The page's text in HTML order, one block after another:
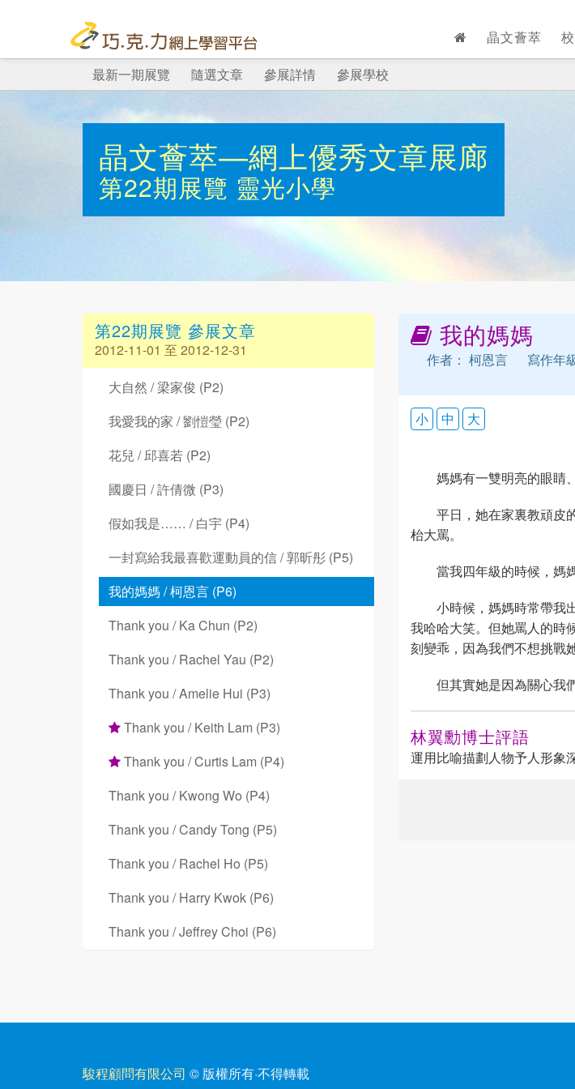
晶文薈萃
最新一期展覽 隨選文章 參展詳情 參展學校
晶文薈萃—網上優秀文章展廊
第22期展覽 靈光小學
第22期展覽 參展文章
2012-11-01 至 2012-12-31
大自然 / 梁家俊 (P2)
我愛我的家 / 劉愷瑩 (P2)
花兒 / 邱喜若 (P2)
國慶日 / 許倩微 (P3)
假如我是…… / 白宇 (P4)
一封寫給我最喜歡運動員的信 / 郭昕彤 (P5)
我的媽媽 / 柯恩言 (P6)
Thank you / Ka Chun (P2)
Thank you / Rachel Yau (P2)
Thank you / Amelie Hui (P3)
Thank you / Keith Lam (P3)
Thank you / Curtis Lam (P4)
Thank you / Kwong Wo (P4)
Thank you / Candy Tong (P5)
Thank you / Rachel Ho (P5)
Thank you / Harry Kwok (P6)
Thank you / Jeffrey Choi (P6)
我的媽媽
作者： 柯恩言 寫作年
小 中 大
媽媽有一雙明亮的眼睛
平日，她在家裏教頑皮
枱大罵。
當我四年級的時候，媽
小時候，媽媽時常帶我
我哈哈大笑。但她罵人的時
刻變乖，因為我們不想挑戰
但其實她是因為關心我
林翼勳博士評語
運用比喻描劃人物予人形象深
駿程顧問有限公司 © 版權所有·不得轉載